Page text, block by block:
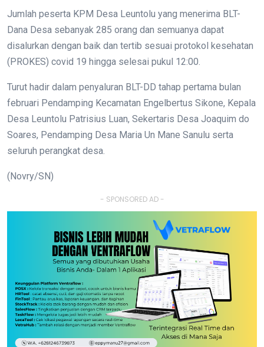
Jumlah peserta KPM Desa Leuntolu yang menerima BLT-
Dana Desa sebanyak 285 orang dan semuanya dapat
disalurkan dengan baik dan tertib sesuai protokol kesehatan
(PROKES) covid 19 hingga selesai pukul 12:00.
Turut hadir dalam penyaluran BLT-DD tahap pertama bulan
februari Pendamping Kecamatan Engelbertus Sikone, Kepala
Desa Leuntolu Patrisius Luan, Sekertaris Desa Joaquim do
Soares, Pendamping Desa Maria Un Mane Sanulu serta
seluruh perangkat desa.
(Novry/SN)
- SPONSORED AD -